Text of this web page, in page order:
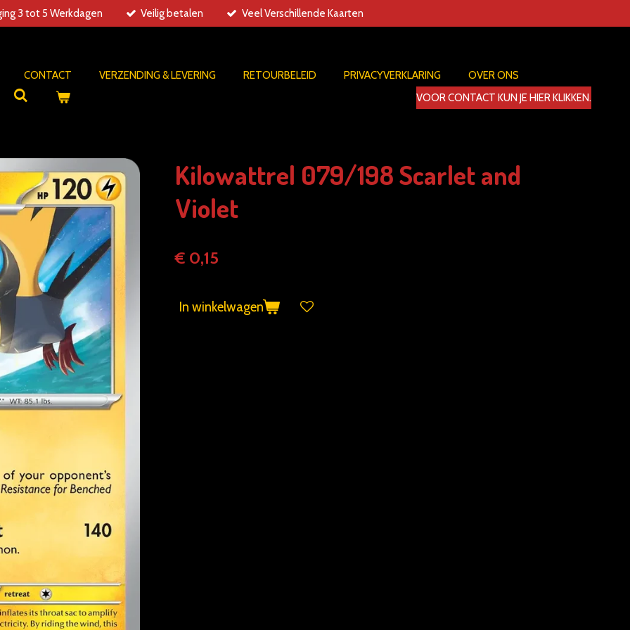
3 tot 5 Werkdagen Veilig betalen Veel Verschillende Kaarten
CONTACT VERZENDING & LEVERING RETOURBELEID PRIVACYVERKLARING
OVER ONS
VOOR CONTACT KUN JE HIER KLIKKEN.
Kilowattrel 079/198 Scarlet and
Violet
€ 0,15
In winkelwagen